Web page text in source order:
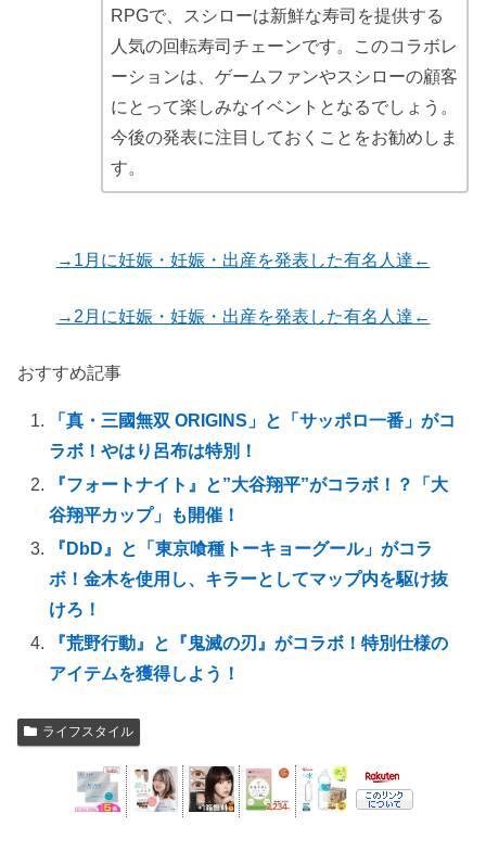
RPGで、スシローは新鮮な寿司を提供する
人気の回転寿司チェーンです。このコラボレ
ーションは、ゲームファンやスシローの顧客
にとって楽しみなイベントとなるでしょう。
今後の発表に注目しておくことをお勧めしま
す。
→1月に妊娠・妊娠・出産を発表した有名人達←
→2月に妊娠・妊娠・出産を発表した有名人達←
おすすめ記事
「真・三國無双 ORIGINS」と「サッポロ一番」がコ
ラボ！やはり呂布は特別！
『フォートナイト』と”大谷翔平”がコラボ！？「大
谷翔平カップ」も開催！
『DbD』と「東京喰種トーキョーグール」がコラ
ボ！金木を使用し、キラーとしてマップ内を駆け抜
けろ！
『荒野行動』と『鬼滅の刃』がコラボ！特別仕様の
アイテムを獲得しよう！
ライフスタイル